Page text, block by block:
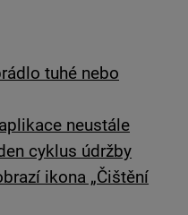
tuhé nebo
neustále
cyklus údržby
ikona „Čištění